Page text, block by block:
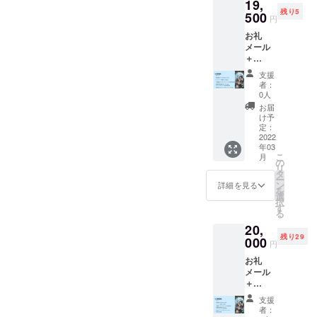
要」と
ご記入
くださ
い。) 〜
上乗せ
支援の
お願
い〜 支
援いた
だく際
に上乗
せ支援
をして
いただ
くこと
が可能
です。
より良
ドゲー
ム制作
のため
に、是
非よろ
しくお
願いい
たしま
＊ツー
ルや事
前に準
備いた
だくも
の:Zoo
m(画面
オフ
ok)・オ
ンライ
ンセッ
ション
ツール
Udonari
um(事
前準備
不要) ＊
内
narium
にアク
セスい
ただ
き、他
の参加
者や制
作メン
支援を
してい
ただく
ページ
にて上
乗せ金
額を設
定する
ことが
できま
す。
数字に
宿る効
果を活
用し、
裏表に
カード
が変化
しなが
らライ
バルよ
り早く
役を作
ること
を目指
す次世
ポー
カーで
予定
ボード
ゲーム
のオン
ライン
プレイ
会 ＊日
程:2022
る、私
たちが
制作し
たボー
ドゲー
ムデー
タ1つを
お渡し
する
コース
になり
ます。
(Zipファ
イルに
なって
Udonari
umのサ
ことに
より使
用でき
ます) 限
定15名
までで
す。 ※
クラウ
が制作
したオ
ンライ
ン用
ボード
ゲーム
データ2
の「オ
ンライ
ンセッ
ション
ツール
Udonari
um」上
で自由
にオン
る、私
たちが
制作し
たボー
ドゲー
ムデー
タ2つを
お渡し
オンラ
インテ
ストプ
レイ会
参加券1
回(任意)
＋次回
発売予
定の制
作中
ボード
ゲーム
のオン
ライン
テスト
プレイ
会参加
が制作
したオ
ンライ
ン用
ボード
ゲーム
データ1
19,
500 円
残り5
お礼
メール
＋
YouTub
e配信で
のお名
前読み
上げ(任
意) ＋
ボード
ゲーム
「Anfa
ng」2つ
(送料込)
＋
「Anfa
オンラ
インテ
ストプ
レイ会
参加券1
回(任意)
＋次回
発売予
支援
者：
0人
お届
け予
定：
2022
年03
月
詳細を見る
こ
の
リ
タ
ー
ン
を
選
択
す
る
20,
000 円
残り29
お礼
メール
＋
YouTub
e配信で
支援
者：